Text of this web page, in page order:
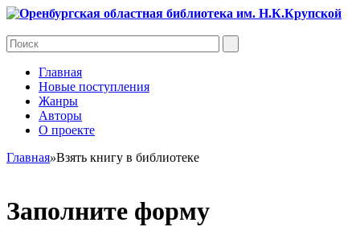
Главная
Новые поступления
Жанры
Авторы
О проекте
Главная»Взять книгу в библиотеке
Заполните форму